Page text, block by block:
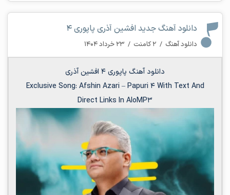
دانلود آهنگ جدید افشین آذری پاپوری 4
دانلود آهنگ / ۲ کامنت / ۲۳ خرداد ۱۴۰۴
دانلود آهنگ پاپوری 4 افشین آذری
Exclusive Song: Afshin Azari–Papuri 4With Text And
Direct Links In AloMP3